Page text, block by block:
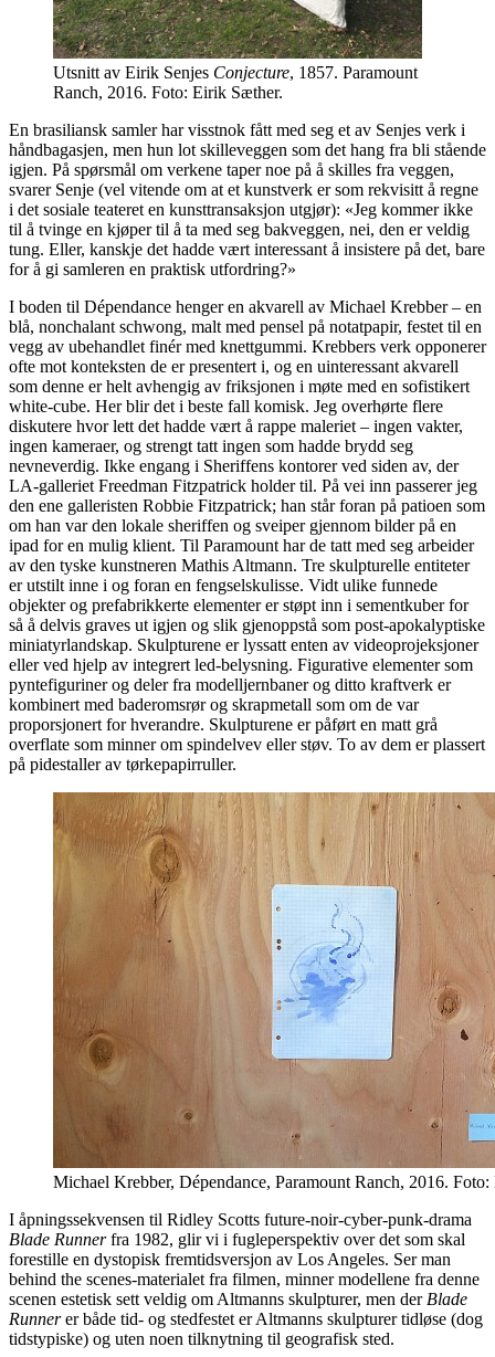
Utsnitt av Eirik Senjes Conjecture, 1857. Paramount
Ranch, 2016. Foto: Eirik Sæther.
En brasiliansk samler har visstnok fått med seg et av Senjes verk i
håndbagasjen, men hun lot skilleveggen som det hang fra bli stående
igjen. På spørsmål om verkene taper noe på å skilles fra veggen,
svarer Senje (vel vitende om at et kunstverk er som rekvisitt å regne
i det sosiale teateret en kunsttransaksjon utgjør): «Jeg kommer ikke
til å tvinge en kjøper til å ta med seg bakveggen, nei, den er veldig
tung. Eller, kanskje det hadde vært interessant å insistere på det, bare
for å gi samleren en praktisk utfordring?»
I boden til Dépendance henger en akvarell av Michael Krebber – en
blå, nonchalant schwong, malt med pensel på notatpapir, festet til en
vegg av ubehandlet finér med knettgummi. Krebbers verk opponerer
ofte mot konteksten de er presentert i, og en uinteressant akvarell
som denne er helt avhengig av friksjonen i møte med en sofistikert
white-cube. Her blir det i beste fall komisk. Jeg overhørte flere
diskutere hvor lett det hadde vært å rappe maleriet – ingen vakter,
ingen kameraer, og strengt tatt ingen som hadde brydd seg
nevneverdig. Ikke engang i Sheriffens kontorer ved siden av, der
LA-galleriet Freedman Fitzpatrick holder til. På vei inn passerer jeg
den ene galleristen Robbie Fitzpatrick; han står foran på patioen som
om han var den lokale sheriffen og sveiper gjennom bilder på en
ipad for en mulig klient. Til Paramount har de tatt med seg arbeider
av den tyske kunstneren Mathis Altmann. Tre skulpturelle entiteter
er utstilt inne i og foran en fengselskulisse. Vidt ulike funnede
objekter og prefabrikkerte elementer er støpt inn i sementkuber for
så å delvis graves ut igjen og slik gjenoppstå som post-apokalyptiske
miniatyrlandskap. Skulpturene er lyssatt enten av videoprojeksjoner
eller ved hjelp av integrert led-belysning. Figurative elementer som
pyntefiguriner og deler fra modelljernbaner og ditto kraftverk er
kombinert med baderomsrør og skrapmetall som om de var
proporsjonert for hverandre. Skulpturene er påført en matt grå
overflate som minner om spindelvev eller støv. To av dem er plassert
på pidestaller av tørkepapirruller.
Michael Krebber, Dépendance, Paramount Ranch, 2016.
I åpningssekvensen til Ridley Scotts future-noir-cyber-punk-drama
Blade Runnerfra 1982, glir vi i fugleperspektiv over det som skal
forestille en dystopisk fremtidsversjon av Los Angeles. Ser man
behind the scenes-materialet fra filmen, minner modellene fra denne
scenen estetisk sett veldig om Altmanns skulpturer, men der Blade
Runnerer både tid- og stedfestet er Altmanns skulpturer tidløse (dog
tidstypiske) og uten noen tilknytning til geografisk sted.